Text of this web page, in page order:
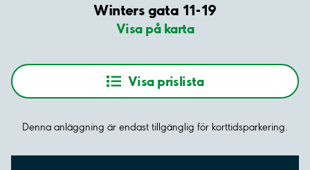
Winters gata 11-19
Visa på karta
Visa prislista
Denna anläggning är endast tillgänglig för korttidsparkering.